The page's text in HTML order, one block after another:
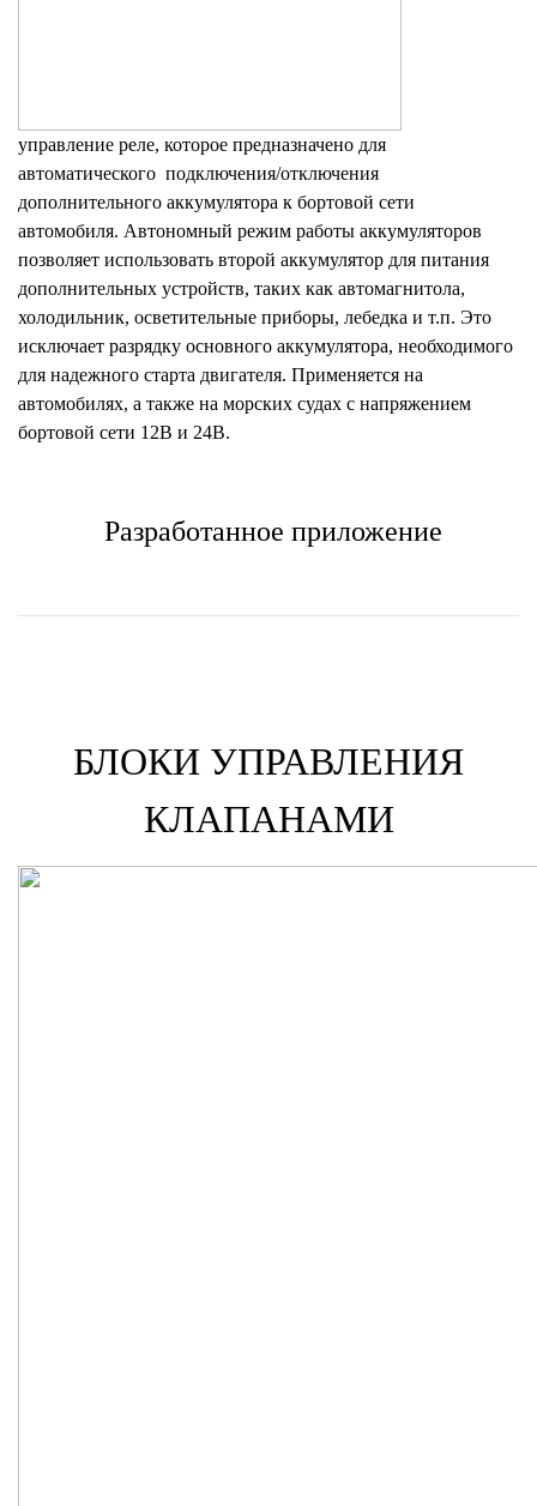
управление реле, которое предназначено для
автоматического подключения/отключения
дополнительного аккумулятора к бортовой сети
автомобиля. Автономный режим работы аккумуляторов
позволяет использовать второй аккумулятор для питания
дополнительных устройств, таких как автомагнитола,
холодильник, осветительные приборы, лебедка и т.п. Это
исключает разрядку основного аккумулятора, необходимого
для надежного старта двигателя. Применяется на
автомобилях, а также на морских судах с напряжением
бортовой сети 12В и 24В.
Разработанное приложение
БЛОКИ УПРАВЛЕНИЯ
КЛАПАНАМИ